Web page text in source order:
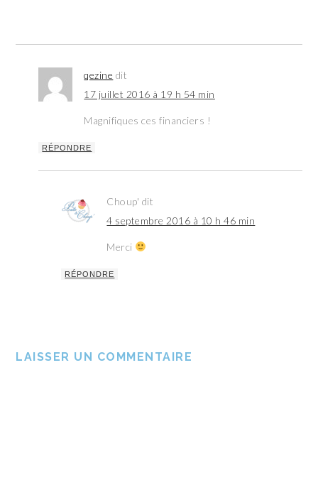
qezine dit
17 juillet 2016 à 19 h 54 min
Magnifiques ces financiers !
RÉPONDRE
Choup' dit
4 septembre 2016 à 10 h 46 min
Merci
RÉPONDRE
LAISSER UN COMMENTAIRE